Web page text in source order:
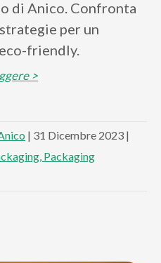
di Anico. Confronta
per un
friendly.
>
| 31 Dicembre 2023 |
Packaging